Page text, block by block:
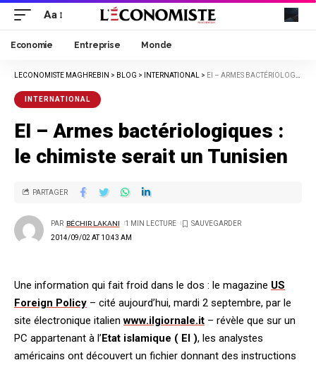
Aa
Economie Entreprise Monde
LECONOMISTE MAGHREBIN > BLOG > INTERNATIONAL > EI – ARMES BACTÉRIOLOGIQUES : LE CHIMISTE SERAIT UN TUNISIEN
INTERNATIONAL
EI – Armes bactériologiques :
le chimiste serait un Tunisien
2014/09/02 AT 10:43 AM
PAR BÉCHIR LAKANI 1 MIN LECTURE
PARTAGER
Une information qui fait froid dans le dos : le magazine US
Foreign Policy – cité aujourd’hui, mardi 2 septembre, par le
site électronique italienwww.ilgiornale.it – révèle que sur un
PC appartenant à l’Etat islamique ( EI ), les analystes
américains ont découvert un fichier donnant des instructions